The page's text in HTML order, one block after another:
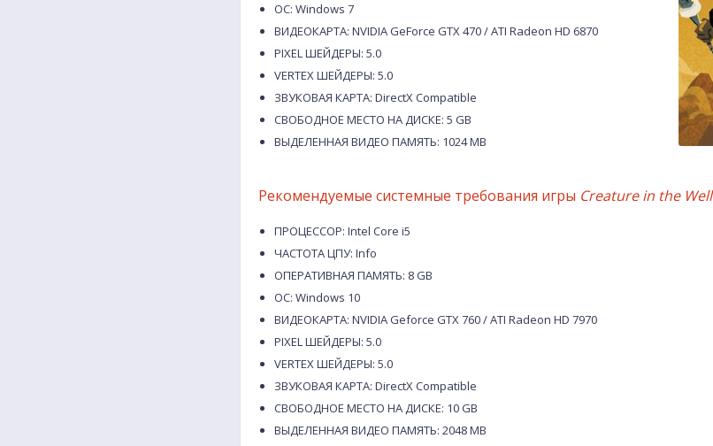
ОС: Windows 7
ВИДЕОКАРТА: NVIDIA GeForce GTX 470 / ATI Radeon HD 6870
PIXEL ШЕЙДЕРЫ: 5.0
VERTEX ШЕЙДЕРЫ: 5.0
ЗВУКОВАЯ КАРТА: DirectX Compatible
СВОБОДНОЕ МЕСТО НА ДИСКЕ: 5 GB
ВЫДЕЛЕННАЯ ВИДЕО ПАМЯТЬ: 1024 MB
Рекомендуемые системные требования игры Creature in the Well
ПРОЦЕССОР: Intel Core i5
ЧАСТОТА ЦПУ: Info
ОПЕРАТИВНАЯ ПАМЯТЬ: 8 GB
ОС: Windows 10
ВИДЕОКАРТА: NVIDIA Geforce GTX 760 / ATI Radeon HD 7970
PIXEL ШЕЙДЕРЫ: 5.0
VERTEX ШЕЙДЕРЫ: 5.0
ЗВУКОВАЯ КАРТА: DirectX Compatible
СВОБОДНОЕ МЕСТО НА ДИСКЕ: 10 GB
ВЫДЕЛЕННАЯ ВИДЕО ПАМЯТЬ: 2048 MB